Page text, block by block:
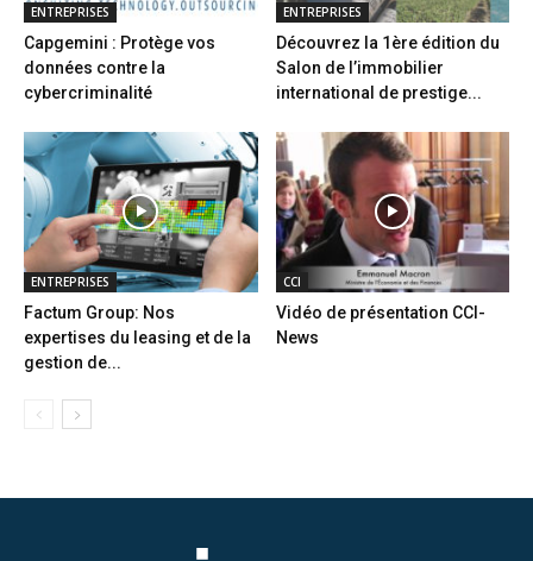
ENTREPRISES
Capgemini : Protège vos
données contre la
cybercriminalité
ENTREPRISES
Découvrez la 1ère édition du
Salon de l’immobilier
international de prestige...
ENTREPRISES
Factum Group: Nos
expertises du leasing et de la
gestion de...
CCI
Vidéo de présentation CCI-
News